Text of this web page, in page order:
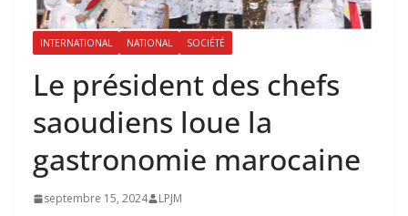
INTERNATIONAL NATIONAL SOCIÉTÉ
Le président des chefs
saoudiens loue la
gastronomie marocaine
septembre 15, 2024 LPJM